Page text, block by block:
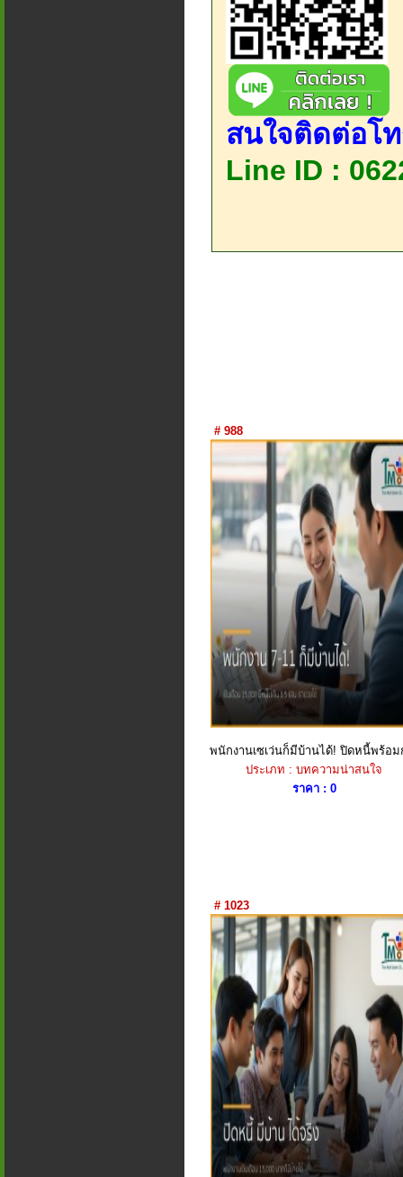
สนใจติดต่อโ
Line ID :
# 988
พนักงานเซเว่นก็มีบ้านได้! ปิดหนี้พร้อม
ประเภท : บทความน่าสนใจ
ราคา : 0
# 1023